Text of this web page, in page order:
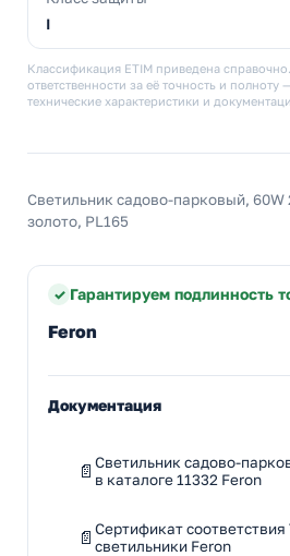
I
Классификация ETIM приведена
ответственности за её точность и полноту
технические характеристики и
Светильник садово-парковый, 60W
золото, PL165
Гарантируем подлинность
Feron
Документация
Светильник садово-
в каталоге 11332 Feron
Сертификат соответствия
светильники Feron